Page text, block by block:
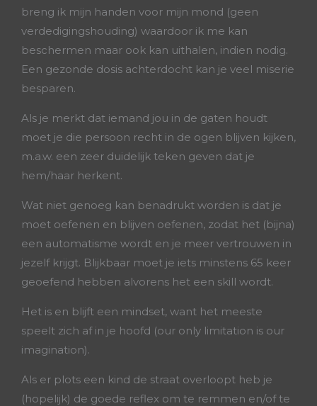
breng ik mijn handen voor mijn mond (geen
verdedigingshouding) waardoor ik me kan
beschermen maar ook kan uithalen, indien nodig.
Een gezonde dosis achterdocht kan je veel miserie
besparen.
Als je merkt dat iemand jou in de gaten houdt
moet je die persoon recht in de ogen blijven kijken,
m.a.w. een zeer duidelijk teken geven dat je
hem/haar herkent.
Wat niet genoeg kan benadrukt worden is dat je
moet oefenen en blijven oefenen, zodat het (bijna)
een automatisme wordt en je meer vertrouwen in
jezelf krijgt. Blijkbaar moet je iets minstens 65 keer
geoefend hebben alvorens het een skill wordt.
Het is en blijft een mindset, want het meeste
speelt zich af in je hoofd (our only limitation is our
imagination).
Als er plots een kind de straat overloopt heb je
(hopelijk) de goede reflex om te remmen en/of te